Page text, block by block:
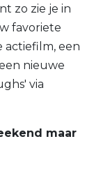
zo zie je in
favoriete
actiefilm, een
nieuwe
via
maar